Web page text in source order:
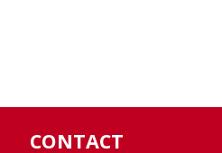
CONTACT